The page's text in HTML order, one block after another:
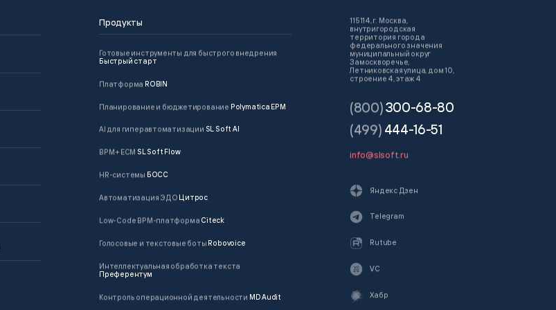
Продукты
Готовые инструменты для быстрого внедрения
Быстрый старт
Платформа ROBIN
Планирование и бюджетирование Polymatica EPM
AI для гиперавтоматизации SL Soft AI
BPM + ECM SL Soft Flow
HR-системы БОСС
Автоматизация ЭДО Цитрос
Low-Code BPM-платформа Citeck
Голосовые и текстовые боты Robovoice
Интеллектуальная обработка текста
Преферентум
Контроль операционной деятельности MD Audit
115114, г. Москва,
внутригородская
территория города
федерального значения
муниципальный округ
Замоскворечье,
Летниковская улица, дом 10,
строение 4, этаж 4
(800)300-68-80
(499) 444-16-51
info@slsoft.ru
Яндекс Дзен
Telegram
Rutube
VC
Хабр